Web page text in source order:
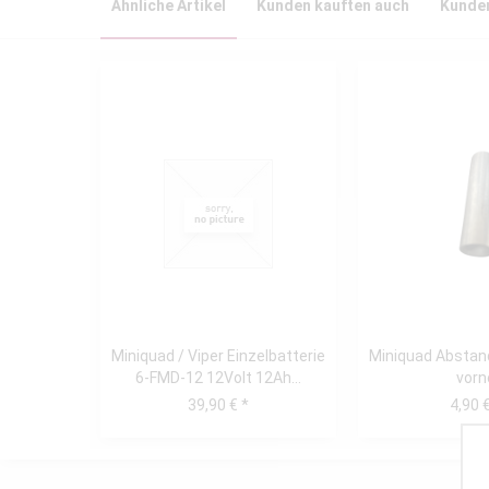
Ähnliche Artikel Kunden kauften auch
Miniquad / Viper Einzelbatterie
6-FMD-12 12Volt 12Ah...
39,90 € *
Miniquad
4,90